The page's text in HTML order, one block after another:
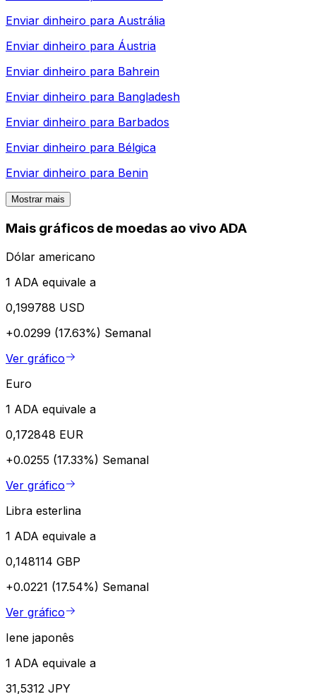
Enviar dinheiro para Austrália
Enviar dinheiro para Áustria
Enviar dinheiro para Bahrein
Enviar dinheiro para Bangladesh
Enviar dinheiro para Barbados
Enviar dinheiro para Bélgica
Enviar dinheiro para Benin
Mostrar mais
Mais gráficos de moedas ao vivo ADA
Dólar americano
1 ADA equivale a
0,199788 USD
+0.0299 (17.63%) Semanal
Ver gráfico
Euro
1 ADA equivale a
0,172848 EUR
+0.0255 (17.33%) Semanal
Ver gráfico
Libra esterlina
1 ADA equivale a
0,148114 GBP
+0.0221 (17.54%) Semanal
Ver gráfico
Iene japonês
1 ADA equivale a
31,5312 JPY